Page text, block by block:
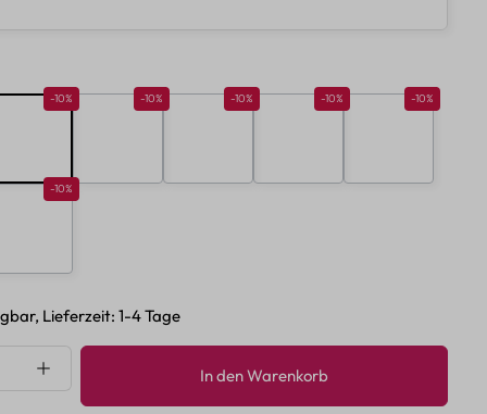
Rabatt 10%
-10% Rabatt 10%
-10% Rabatt 10%
-10% Rabatt 10%
-10% Rabatt 10%
-10%
Rabatt 10%
-10%
Lieferzeit: 1-4 Tage
Gib den gewünschten Wert ein
In den Warenkorb